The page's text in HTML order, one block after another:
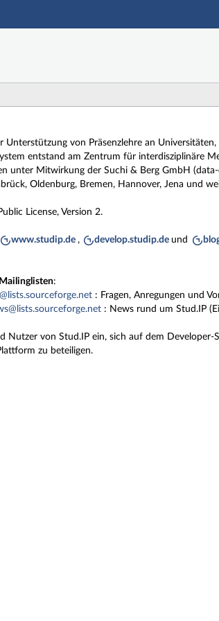
Hauptnavigation
Fußzeile
Unterstützung von Präsenzlehre an
entstand am Zentrum für interdisziplinäre
unter Mitwirkung der Suchi & Berg GmbH
Oldenburg, Bremen, Hannover, Jena und
License, Version 2.
www.studip.de , develop.studip.de und
Mailinglisten:
: Fragen, Anregungen und
: News rund um Stud.IP
Nutzer von Stud.IP ein, sich auf dem Developer-
zu beteiligen.